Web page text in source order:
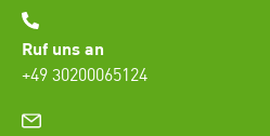
Ruf uns an
+49 30200065124